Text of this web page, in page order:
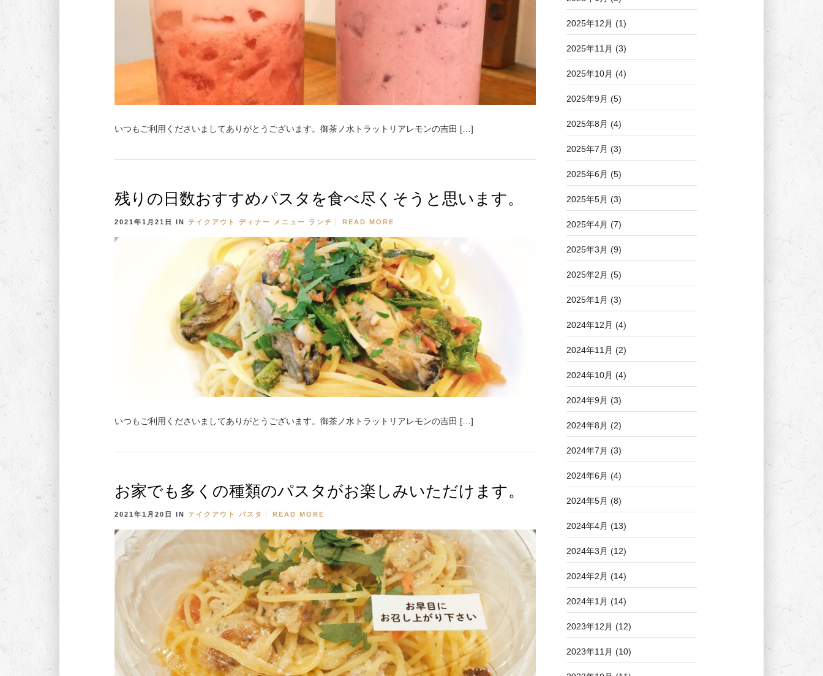
いつもご利用くださいましてありがとうございます。御茶ノ水トラットリアレモンの吉田 […]
残りの日数おすすめパスタを食べ尽くそうと思います。
2021年1月21日 IN テイクアウト ディナー メニュー ランチ READ MORE
いつもご利用くださいましてありがとうございます。御茶ノ水トラットリアレモンの吉田 […]
お家でも多くの種類のパスタがお楽しみいただけます。
2021年1月20日 IN テイクアウト パスタ READ MORE
2025年12月 (1)
2025年11月 (3)
2025年10月 (4)
2025年9月 (5)
2025年8月 (4)
2025年7月 (3)
2025年6月 (5)
2025年5月 (3)
2025年4月 (7)
2025年3月 (9)
2025年2月 (5)
2025年1月 (3)
2024年12月 (4)
2024年11月 (2)
2024年10月 (4)
2024年9月 (3)
2024年8月 (2)
2024年7月 (3)
2024年6月 (4)
2024年5月 (8)
2024年4月 (13)
2024年3月 (12)
2024年2月 (14)
2024年1月 (14)
2023年12月 (12)
2023年11月 (10)